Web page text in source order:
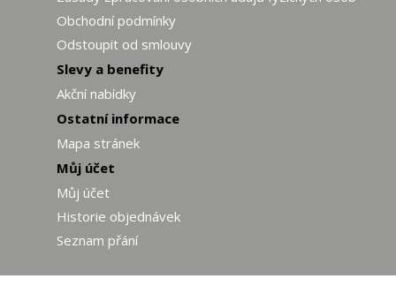
Obchodní podmínky
Odstoupit od smlouvy
Slevy a benefity
Akční nabídky
Ostatní informace
Mapa stránek
Můj účet
Můj účet
Historie objednávek
Seznam přání